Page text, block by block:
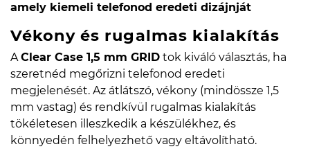
amely kiemeli telefonod eredeti dizájnját
Vékony és rugalmas kialakítás
AClear Case 1,5 mm GRID tok kiváló választás, ha
szeretnéd megőrizni telefonod eredeti
megjelenését. Az átlátszó, vékony (mindössze 1,5
mm vastag) és rendkívül rugalmas kialakítás
tökéletesen illeszkedik a készülékhez, és
könnyedén felhelyezhető vagy eltávolítható.